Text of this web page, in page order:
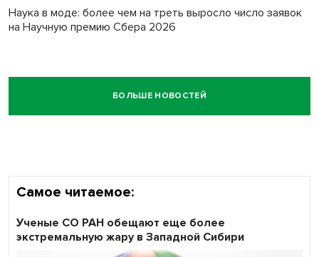
Наука в моде: более чем на треть выросло число заявок
на Научную премию Сбера 2026
БОЛЬШЕ НОВОСТЕЙ
Самое читаемое:
Ученые СО РАН обещают еще более
экстремальную жару в Западной Сибири